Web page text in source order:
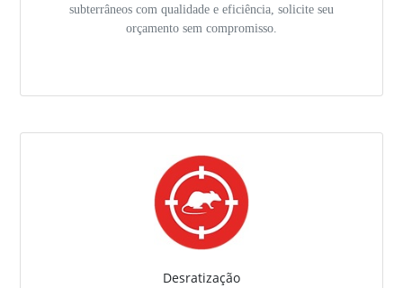
subterrâneos com qualidade e eficiência, solicite seu
orçamento sem compromisso.
Desratização